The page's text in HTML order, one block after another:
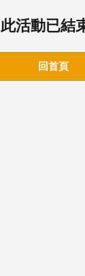
此活動已結
回首頁